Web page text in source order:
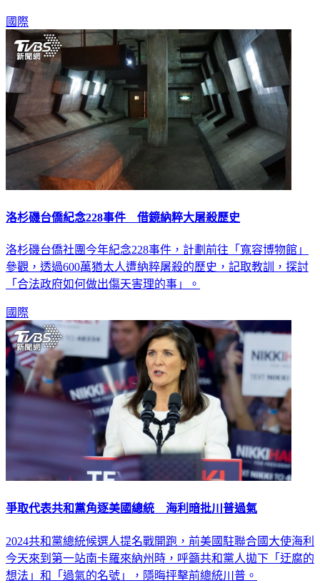
國際
洛杉磯台僑紀念228事件 借鏡納粹大屠殺歷史
洛杉磯台僑社團今年紀念228事件，計劃前往「寬容博物館」
參觀，透過600萬猶太人遭納粹屠殺的歷史，記取教訓，探討
「合法政府如何做出傷天害理的事」。
國際
爭取代表共和黨角逐美國總統 海利暗批川普過氣
2024共和黨總統候選人提名戰開跑，前美國駐聯合國大使海利
今天來到第一站南卡羅來納州時，呼籲共和黨人拋下「迂腐的
想法」和「過氣的名號」，隱晦抨擊前總統川普。